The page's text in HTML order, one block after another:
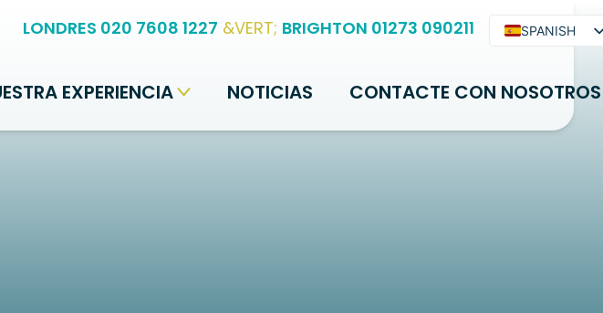
LONDRES 020 7608 1227 &VERT; BRIGHTON 01273 090211
SPANISH
ARABIC
BENGALI
EXPERIENCIA NOTICIAS CONTACTE CON NOSOTROS